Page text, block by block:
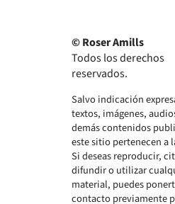
© Roser Amills
Todos los derechos
reservados.
Salvo indicación
textos, imágenes,
demás contenidos
este sitio pertenecen a
Si deseas reproducir,
difundir o utilizar
material, puedes
contacto previamente